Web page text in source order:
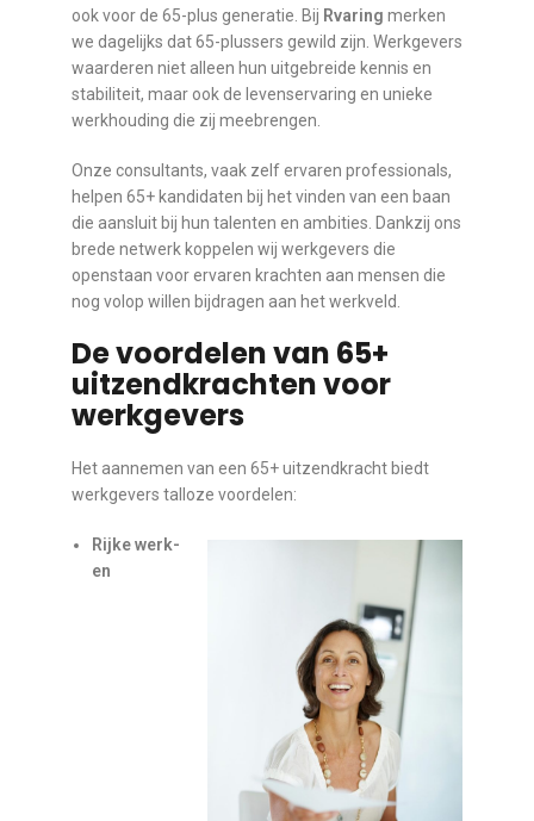
ook voor de 65-plus generatie. Bij Rvaring merken
we dagelijks dat 65-plussers gewild zijn. Werkgevers
waarderen niet alleen hun uitgebreide kennis en
stabiliteit, maar ook de levenservaring en unieke
werkhouding die zij meebrengen.
Onze consultants, vaak zelf ervaren professionals,
helpen 65+ kandidaten bij het vinden van een baan
die aansluit bij hun talenten en ambities. Dankzij ons
brede netwerk koppelen wij werkgevers die
openstaan voor ervaren krachten aan mensen die
nog volop willen bijdragen aan het werkveld.
De voordelen van 65+
uitzendkrachten voor
werkgevers
Het aannemen van een 65+ uitzendkracht biedt
werkgevers talloze voordelen:
Rijke werk-
en